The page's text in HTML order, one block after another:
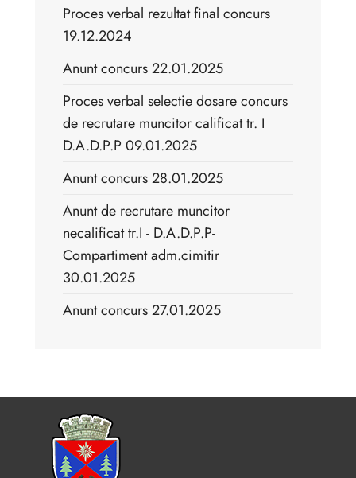
Proces verbal rezultat final concurs
19.12.2024
Anunt concurs 22.01.2025
Proces verbal selectie dosare concurs
de recrutare muncitor calificat tr. I
D.A.D.P.P 09.01.2025
Anunt concurs 28.01.2025
Anunt de recrutare muncitor
necalificat tr.I - D.A.D.P.P-
Compartiment adm.cimitir
30.01.2025
Anunt concurs 27.01.2025